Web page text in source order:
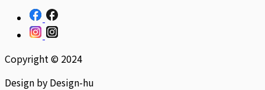
Copyright © 2024
Design by Design-hu